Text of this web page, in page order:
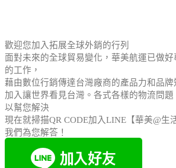
歡迎您加入拓展全球外銷的行列
面對未來的全球貿易變化，華美航運已做
的工作，
藉由數位行銷傳達台灣廠商的產品力和品
加入讓世界看見台灣。各式各樣的物流問題
以幫您解決
現在就掃描QR CODE加入LINE【華美@生
我們為您解答！